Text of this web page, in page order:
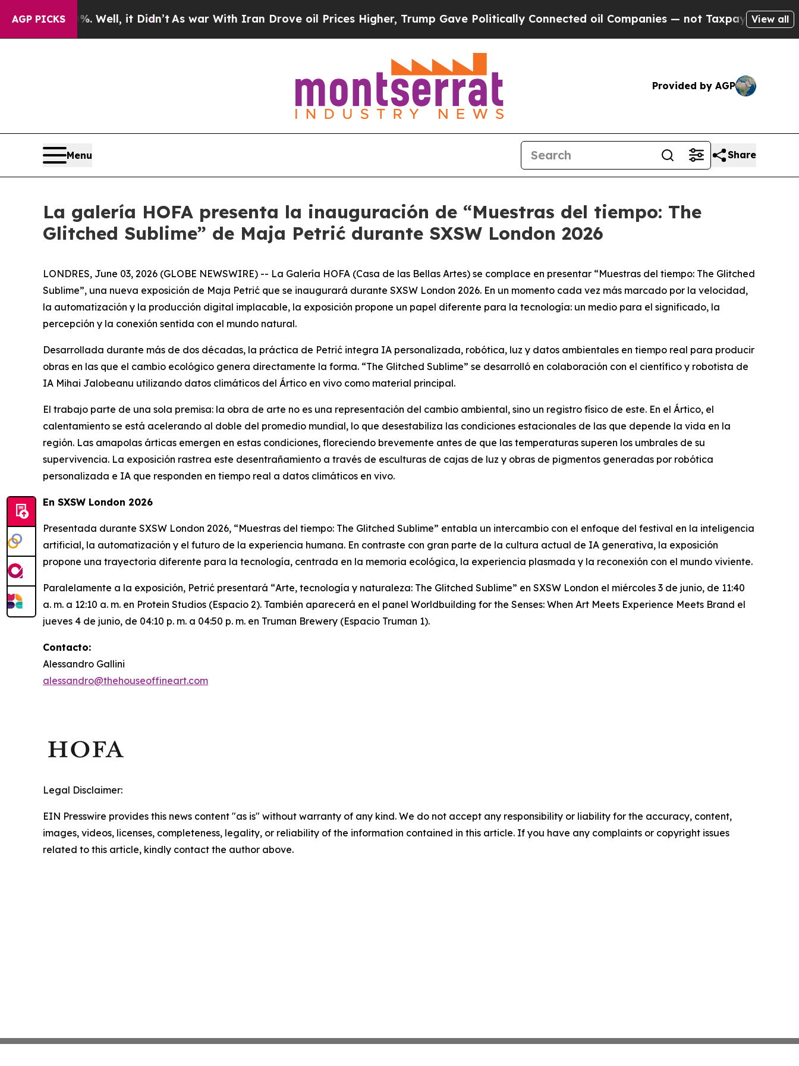
AGP PICKS
40%. Well, it Didn’t As war With Iran Drove oil Prices Higher, Trump Gave Politically Connected oil Companies — not Taxpayers — theView all
Provided by AGP
Menu Share
La galería HOFA presenta la inauguración de “Muestras del tiempo: The
Glitched Sublime” de Maja Petrić durante SXSW London 2026
LONDRES, June 03, 2026 (GLOBE NEWSWIRE) -- La Galería HOFA (Casa de las Bellas Artes) se complace en presentar “Muestras del tiempo: The Glitched
Sublime”, una nueva exposición de Maja Petrić que se inaugurará durante SXSW London 2026. En un momento cada vez más marcado por la velocidad,
la automatización y la producción digital implacable, la exposición propone un papel diferente para la tecnología: un medio para el significado, la
percepción y la conexión sentida con el mundo natural.
Desarrollada durante más de dos décadas, la práctica de Petrić integra IA personalizada, robótica, luz y datos ambientales en tiempo real para producir
obras en las que el cambio ecológico genera directamente la forma. “The Glitched Sublime” se desarrolló en colaboración con el científico y robotista de
IA Mihai Jalobeanu utilizando datos climáticos del Ártico en vivo como material principal.
El trabajo parte de una sola premisa: la obra de arte no es una representación del cambio ambiental, sino un registro físico de este. En el Ártico, el
calentamiento se está acelerando al doble del promedio mundial, lo que desestabiliza las condiciones estacionales de las que depende la vida en la
región. Las amapolas árticas emergen en estas condiciones, floreciendo brevemente antes de que las temperaturas superen los umbrales de su
supervivencia. La exposición rastrea este desentrañamiento a través de esculturas de cajas de luz y obras de pigmentos generadas por robótica
personalizada e IA que responden en tiempo real a datos climáticos en vivo.
En SXSW London 2026
Presentada durante SXSW London 2026, “Muestras del tiempo: The Glitched Sublime” entabla un intercambio con el enfoque del festival en la inteligencia
artificial, la automatización y el futuro de la experiencia humana. En contraste con gran parte de la cultura actual de IA generativa, la exposición
propone una trayectoria diferente para la tecnología, centrada en la memoria ecológica, la experiencia plasmada y la reconexión con el mundo viviente.
Paralelamente a la exposición, Petrić presentará “Arte, tecnología y naturaleza: The Glitched Sublime” en SXSW London el miércoles 3 de junio, de 11:40
a. m. a 12:10 a. m. en Protein Studios (Espacio 2). También aparecerá en el panel Worldbuilding for the Senses: When Art Meets Experience Meets Brand el
jueves 4 de junio, de 04:10 p. m. a 04:50 p. m. en Truman Brewery (Espacio Truman 1).
Contacto:
Alessandro Gallini
alessandro@thehouseoffineart.com
Legal Disclaimer:
EIN Presswire provides this news content "as is" without warranty of any kind. We do not accept any responsibility or liability for the accuracy, content,
images, videos, licenses, completeness, legality, or reliability of the information contained in this article. If you have any complaints or copyright issues
related to this article, kindly contact the author above.